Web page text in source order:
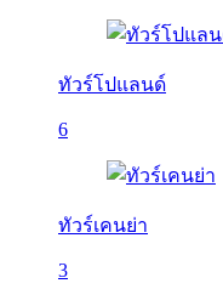
ทัวร์โปแลนด์
6
ทัวร์เคนย่า
3